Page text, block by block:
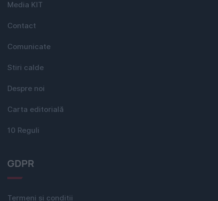
Media KIT
Contact
Comunicate
Stiri calde
Despre noi
Carta editorială
10 Reguli
GDPR
Termeni si conditii